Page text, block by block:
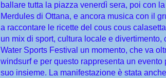
ballare tutta la piazza venerdì sera, poi con
Merdules di Ottana, e ancora musica con il
a raccontare le ricette del cous cous
un mix di sport, cultura locale e divertimento,
Water Sports Festival un momento, che va
windsurf e per questo rappresenta un evento
suo insieme. La manifestazione è stata